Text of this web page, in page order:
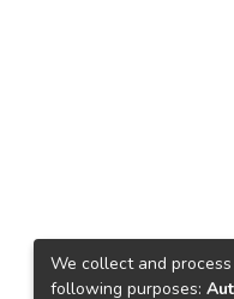
We collect and
following purposes: